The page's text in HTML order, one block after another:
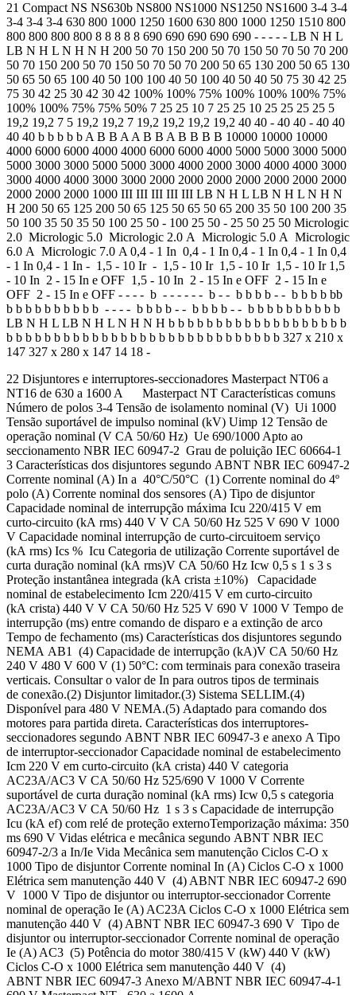
21 Compact NS NS630b NS800 NS1000 NS1250 NS1600 3-4 3-4
3-4 3-4 3-4 630 800 1000 1250 1600 630 800 1000 1250 1510 800
800 800 800 800 8 8 8 8 8 690 690 690 690 690 - - - - - LB N H L
LB N H L N H N H 200 50 70 150 200 50 70 150 50 70 50 70 200
50 70 150 200 50 70 150 50 70 50 70 200 50 65 130 200 50 65 130
50 65 50 65 100 40 50 100 100 40 50 100 40 50 40 50 75 30 42 25
75 30 42 25 30 42 30 42 100% 100% 75% 100% 100% 100% 75%
100% 100% 75% 75% 50% 7 25 25 10 7 25 25 10 25 25 25 25 5
19,2 19,2 7 5 19,2 19,2 7 19,2 19,2 19,2 19,2 40 40 - 40 40 - 40 40
40 40 b b b b b A B B A A B B A B B B B 10000 10000 10000
4000 6000 6000 4000 4000 6000 6000 4000 5000 5000 3000 5000
5000 3000 3000 5000 5000 3000 4000 2000 3000 4000 4000 3000
3000 4000 4000 3000 3000 2000 2000 2000 2000 2000 2000 2000
2000 2000 2000 1000 III III III III III LB N H L LB N H L N H N
H 200 50 65 125 200 50 65 125 50 65 50 65 200 35 50 100 200 35
50 100 35 50 35 50 100 25 50 - 100 25 50 - 25 50 25 50 Micrologic
2.0 Micrologic 5.0 Micrologic 2.0 A Micrologic 5.0 A Micrologic
6.0 A Micrologic 7.0 A 0,4 - 1 In 0,4 - 1 In 0,4 - 1 In 0,4 - 1 In 0,4
- 1 In 0,4 - 1 In - 1,5 - 10 Ir - 1,5 - 10 Ir 1,5 - 10 Ir 1,5 - 10 Ir 1,5
- 10 In 2 - 15 In e OFF 1,5 - 10 In 2 - 15 In e OFF 2 - 15 In e
OFF 2 - 15 In e OFF - - - - b - - - - - - b - - b b b b - - b b b b bb
b b b b b b b b b b - - - - b b b b - - b b b b - - b b b b b b b b b b
LB N H L LB N H L N H N H b b b b b b b b b b b b b b b b b b b
b b b b b b b b b b b b b b b b b b b b b b b b b b b b b 327 x 210 x
147 327 x 280 x 147 14 18 -
22 Disjuntores e interruptores-seccionadores Masterpact NT06 a
NT16 de 630 a 1600 A Masterpact NT Características comuns
Número de polos 3-4 Tensão de isolamento nominal (V) Ui 1000
Tensão suportável de impulso nominal (kV) Uimp 12 Tensão de
operação nominal (V CA 50/60 Hz) Ue 690/1000 Apto ao
seccionamento NBR IEC 60947-2 Grau de poluição IEC 60664-1
3 Características dos disjuntores segundo ABNT NBR IEC 60947-2
Corrente nominal (A) In a 40°C/50°C (1) Corrente nominal do 4º
polo (A) Corrente nominal dos sensores (A) Tipo de disjuntor
Capacidade nominal de interrupção máxima Icu 220/415 V em
curto-circuito (kA rms) 440 V V CA 50/60 Hz 525 V 690 V 1000
V Capacidade nominal interrupção de curto-circuitoem serviço
(kA rms) Ics % Icu Categoria de utilização Corrente suportável de
curta duração nominal (kA rms)V CA 50/60 Hz Icw 0,5 s 1 s 3 s
Proteção instantânea integrada (kA crista ±10%) Capacidade
nominal de estabelecimento Icm 220/415 V em curto-circuito
(kA crista) 440 V V CA 50/60 Hz 525 V 690 V 1000 V Tempo de
interrupção (ms) entre comando de disparo e a extinção de arco
Tempo de fechamento (ms) Características dos disjuntores segundo
NEMA AB1 (4) Capacidade de interrupção (kA)V CA 50/60 Hz
240 V 480 V 600 V (1) 50°C: com terminais para conexão traseira
verticais. Consultar o valor de In para outros tipos de terminais
de conexão.(2) Disjuntor limitador.(3) Sistema SELLIM.(4)
Disponível para 480 V NEMA.(5) Adaptado para comando dos
motores para partida direta. Características dos interruptores-
seccionadores segundo ABNT NBR IEC 60947-3 e anexo A Tipo
de interruptor-seccionador Capacidade nominal de estabelecimento
Icm 220 V em curto-circuito (kA crista) 440 V categoria
AC23A/AC3 V CA 50/60 Hz 525/690 V 1000 V Corrente
suportável de curta duração nominal (kA rms) Icw 0,5 s categoria
AC23A/AC3 V CA 50/60 Hz 1 s 3 s Capacidade de interrupção
Icu (kA ef) com relé de proteção externoTemporização máxima: 350
ms 690 V Vidas elétrica e mecânica segundo ABNT NBR IEC
60947-2/3 a In/Ie Vida Mecânica sem manutenção Ciclos C-O x
1000 Tipo de disjuntor Corrente nominal In (A) Ciclos C-O x 1000
Elétrica sem manutenção 440 V (4) ABNT NBR IEC 60947-2 690
V 1000 V Tipo de disjuntor ou interruptor-seccionador Corrente
nominal de operação Ie (A) AC23A Ciclos C-O x 1000 Elétrica sem
manutenção 440 V (4) ABNT NBR IEC 60947-3 690 V Tipo de
disjuntor ou interruptor-seccionador Corrente nominal de operação
Ie (A) AC3 (5) Potência do motor 380/415 V (kW) 440 V (kW)
Ciclos C-O x 1000 Elétrica sem manutenção 440 V (4)
ABNT NBR IEC 60947-3 Anexo M/ABNT NBR IEC 60947-4-1